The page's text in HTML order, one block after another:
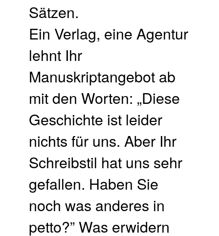
Ein Verlag, eine Agentur
lehnt Ihr
Manuskriptangebot ab
mit den Worten: „Diese
Geschichte ist leider
nichts für uns. Aber Ihr
Schreibstil hat uns sehr
gefallen. Haben Sie
noch was anderes in
petto?” Was erwidern